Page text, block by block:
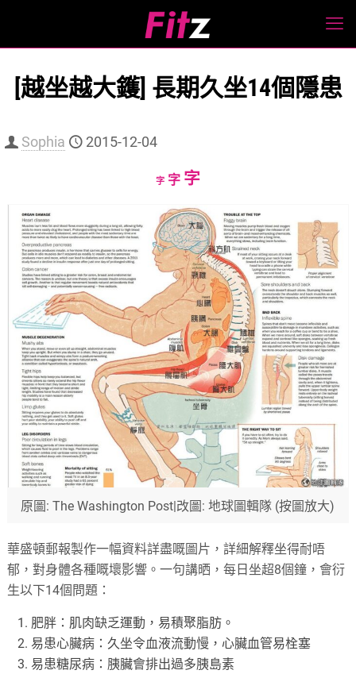
[越坐越大鑊] 長期久坐14個隱患
Sophia 2015-12-04
字Decrease
size.
字Reset
size.
字Increase
size.
原圖: The Washington Post|改圖: 地球圖輯隊 (按圖放大)
華盛頓郵報製作一幅資料詳盡嘅圖片，詳細解釋坐得耐唔
郁，對身體各種嘅壞影響。一句講晒，每日坐超8個鐘，會衍
生以下14個問題：
肥胖：肌肉缺乏運動，易積聚脂肪。
易患心臟病：久坐令血液流動慢，心臟血管易栓塞
易患糖尿病：胰臟會排出過多胰島素